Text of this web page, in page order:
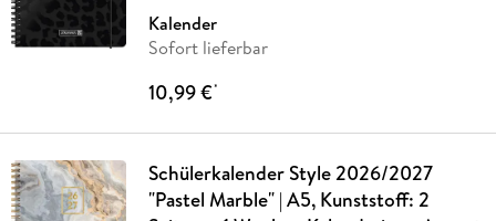
Kalender
Sofort lieferbar
10,99 €*
Schülerkalender Style 2026/2027
"Pastel Marble" | A5, Kunststoff: 2